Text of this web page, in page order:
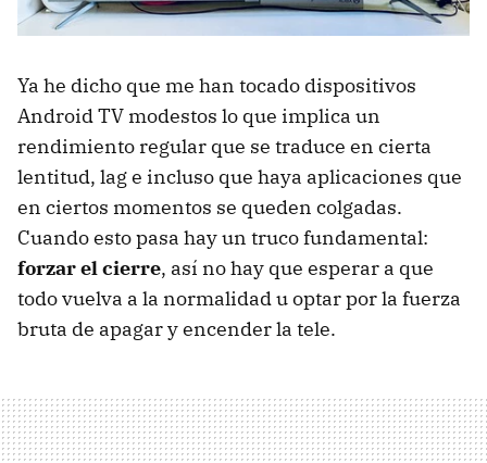
Ya he dicho que me han tocado dispositivos
Android TV modestos lo que implica un
rendimiento regular que se traduce en cierta
lentitud, lag e incluso que haya aplicaciones que
en ciertos momentos se queden colgadas.
Cuando esto pasa hay un truco fundamental:
forzar el cierre, así no hay que esperar a que
todo vuelva a la normalidad u optar por la fuerza
bruta de apagar y encender la tele.